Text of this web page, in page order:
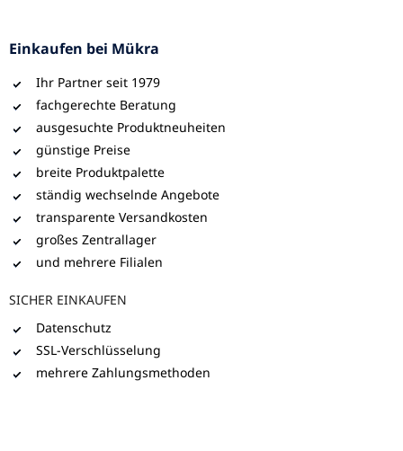
Einkaufen bei Mükra
Ihr Partner seit 1979
fachgerechte Beratung
ausgesuchte Produktneuheiten
günstige Preise
breite Produktpalette
ständig wechselnde Angebote
transparente Versandkosten
großes Zentrallager
und mehrere Filialen
SICHER EINKAUFEN
Datenschutz
SSL-Verschlüsselung
mehrere Zahlungsmethoden